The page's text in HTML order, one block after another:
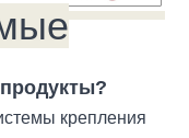
крепления